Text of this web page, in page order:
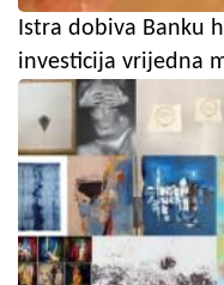
Istra dobiva Banku
investicija vrijedna